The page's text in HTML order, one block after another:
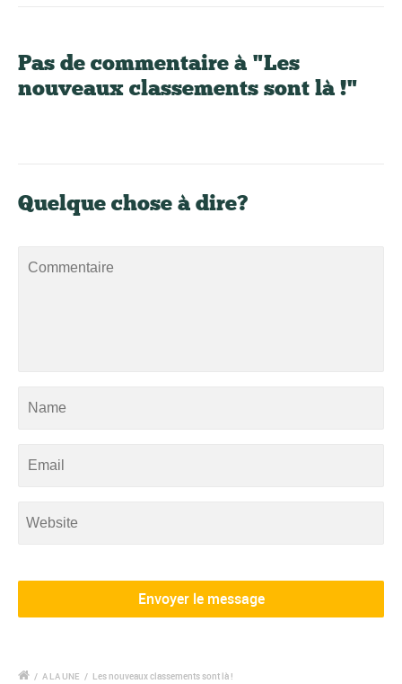
Pas de commentaire à "Les
nouveaux classements sont là !"
Quelque chose à dire?
/ A LA UNE / Les nouveaux classements sont là !